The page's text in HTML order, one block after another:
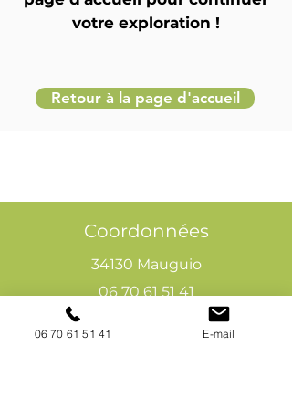
votre exploration !
Retour à la page d'accueil
Coordonnées
34130 Mauguio
06 70 61 51 41
cogivia@gmail.com
06 70 61 51 41 E-mail